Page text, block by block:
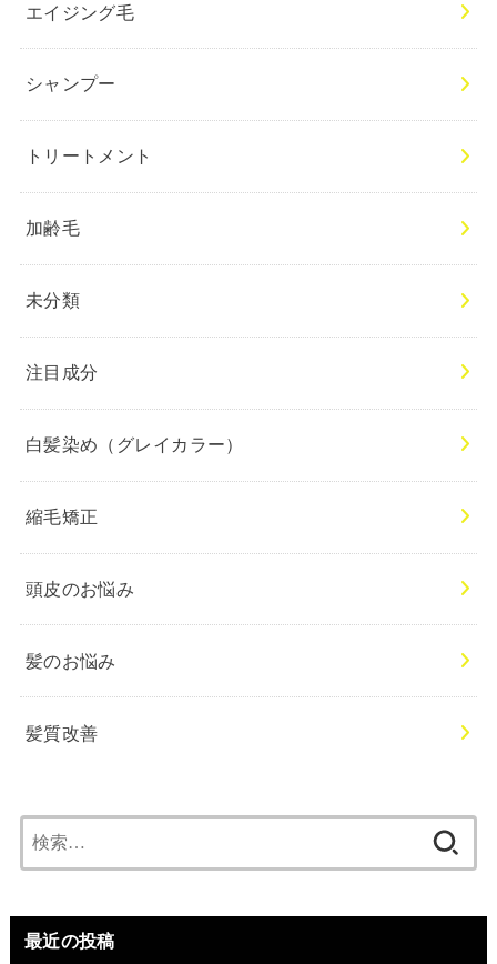
エイジング毛
シャンプー
トリートメント
加齢毛
未分類
注目成分
白髪染め（グレイカラー）
縮毛矯正
頭皮のお悩み
髪のお悩み
髪質改善
索:
最近の投稿